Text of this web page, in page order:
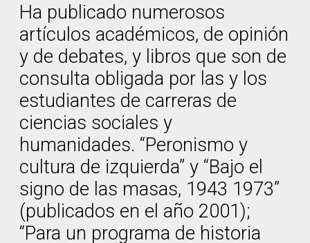
Ha publicado numerosos
artículos académicos, de opinión
y de debates, y libros que son de
consulta obligada por las y los
estudiantes de carreras de
ciencias sociales y
humanidades. “Peronismo y
cultura de izquierda” y “Bajo el
signo de las masas, 1943 1973”
(publicados en el año 2001);
“Para un programa de historia